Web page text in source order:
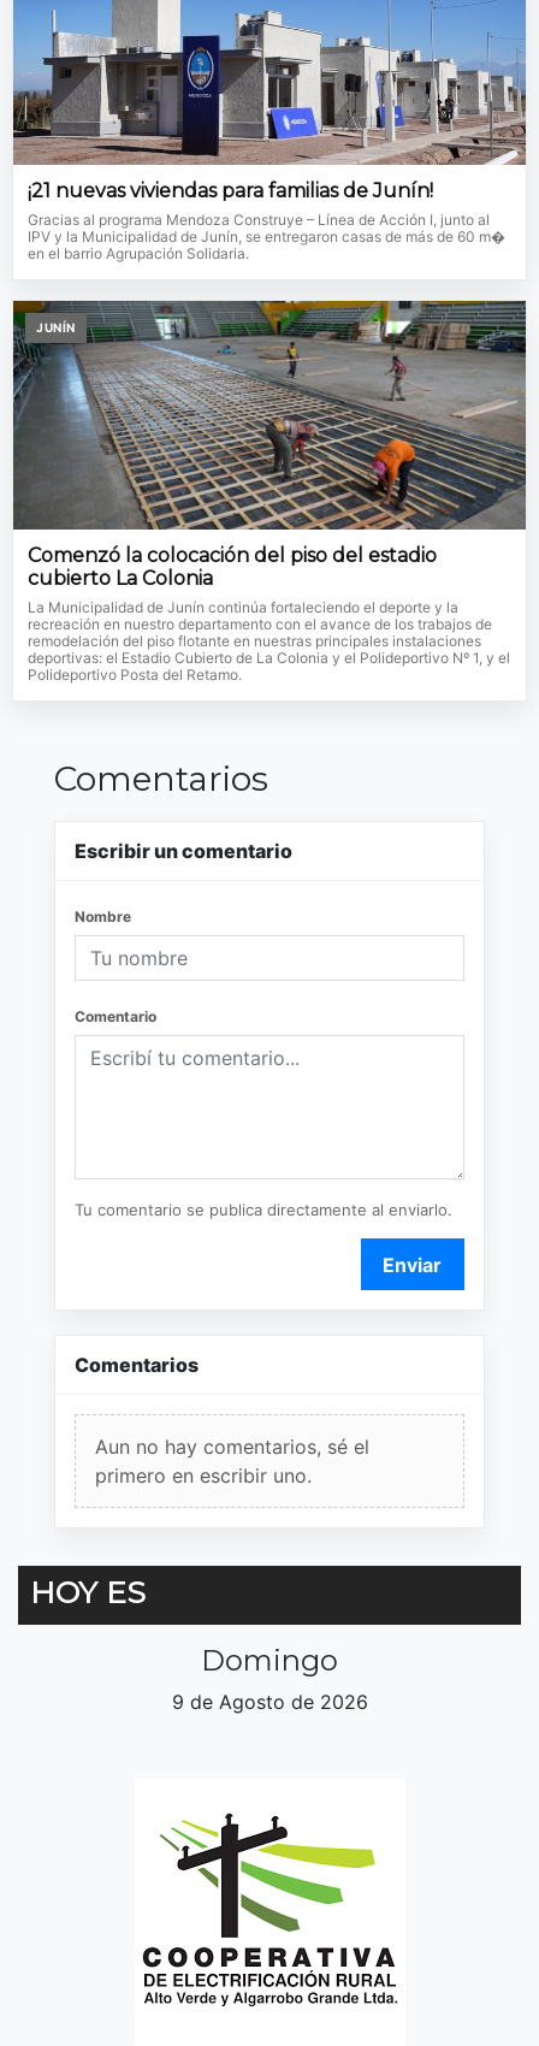
¡21 nuevas viviendas para familias de Junín!
Gracias al programa Mendoza Construye – Línea de Acción I, junto al
IPV y la Municipalidad de Junín, se entregaron casas de más de 60 m�
en el barrio Agrupación Solidaria.
JUNÍN
Comenzó la colocación del piso del estadio
cubierto La Colonia
La Municipalidad de Junín continúa fortaleciendo el deporte y la
recreación en nuestro departamento con el avance de los trabajos de
remodelación del piso flotante en nuestras principales instalaciones
deportivas: el Estadio Cubierto de La Colonia y el Polideportivo Nº 1, y el
Polideportivo Posta del Retamo.
Comentarios
Escribir un comentario
Nombre
Comentario
Tu comentario se publica directamente al enviarlo.
Enviar
Comentarios
Aun no hay comentarios, sé el
primero en escribir uno.
HOY ES
Domingo
9 de Agosto de 2026